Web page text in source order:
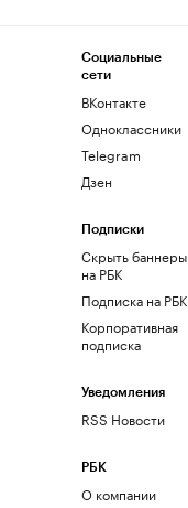
Социальные
сети
ВКонтакте
Одноклассники
Telegram
Дзен
Подписки
Скрыть баннеры
на РБК
Подписка на РБК
Корпоративная
подписка
Уведомления
RSS Новости
РБК
О компании